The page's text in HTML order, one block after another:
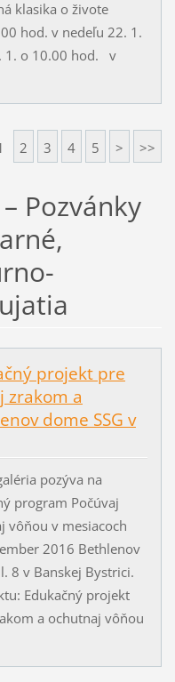
klasika o živote
hod. v nedeľu 22. 1.
1. o 10.00 hod. v
2 3 4 5 > >>
Pozvánky
projekt pre
zrakom a
dome SSG v
pozýva na
program Počúvaj
vôňou v mesiacoch
2016 Bethlenov
8 v Banskej Bystrici.
Edukačný projekt
a ochutnaj vôňou